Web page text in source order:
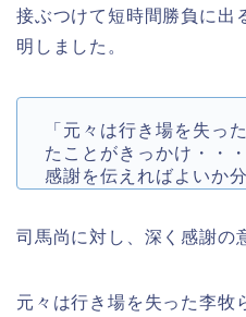
接ぶつけて短時間勝負に出
明しました。
「元々は行き場を失っ
たことがきっかけ・・
感謝を伝えればよいか
司馬尚に対し、深く感謝の
元々は行き場を失った李牧